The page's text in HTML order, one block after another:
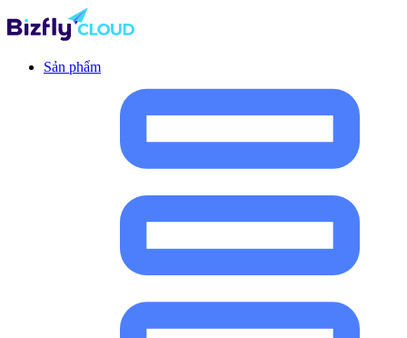
Sản phẩm